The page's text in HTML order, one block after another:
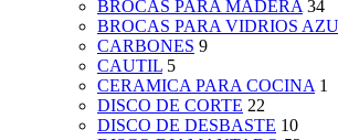
BROCAS PARA MADERA 34
BROCAS PARA VIDRIOS
CARBONES 9
CAUTIL 5
CERAMICA PARA COCINA 1
DISCO DE CORTE 22
DISCO DE DESBASTE 10